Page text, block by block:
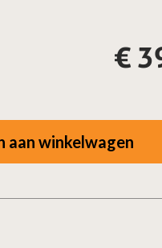
€
aan winkelwagen